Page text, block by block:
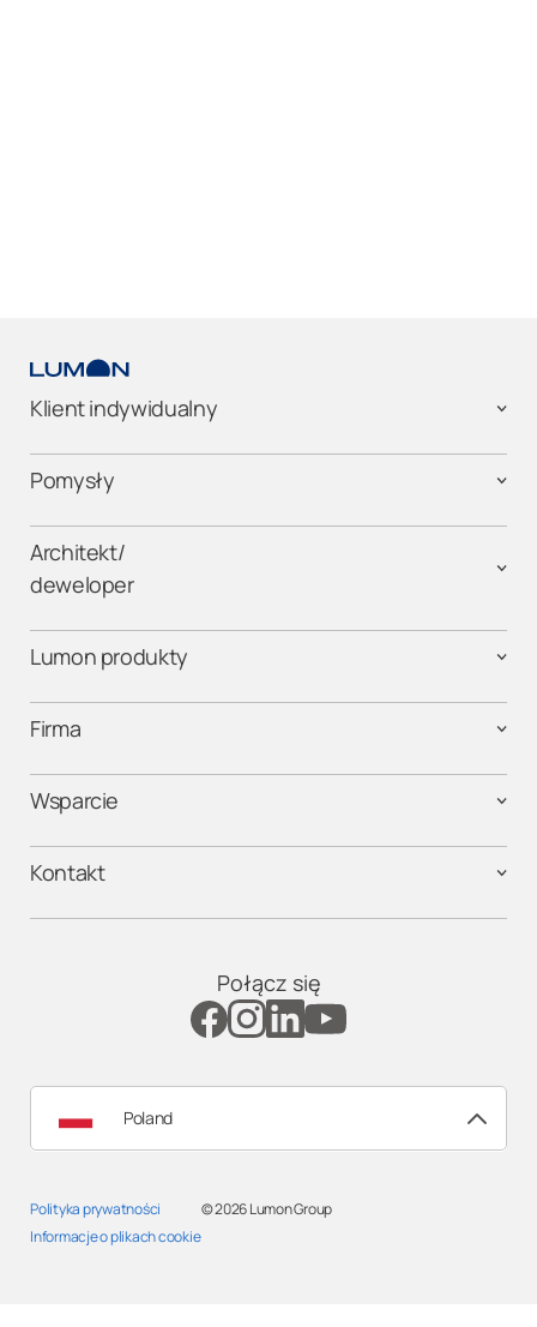
Klient indywidualny
Pomysły
Architekt/
deweloper
Lumon produkty
Firma
Wsparcie
Kontakt
Połącz się
Poland
Polityka prywatności
Informacje o plikach cookie
© 2026Lumon Group